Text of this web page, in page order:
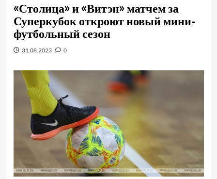
«Столица» и «Витэн» матчем за
Суперкубок откроют новый мини-
футбольный сезон
31.08.2023 0